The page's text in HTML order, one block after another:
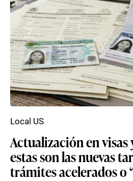
Actualización en visas
estas son las nuevas
trámites acelerados o
Local US